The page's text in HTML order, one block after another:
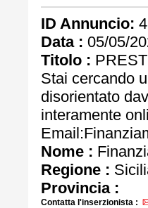
ID Annuncio:
Data : 05/05/
Titolo :
Stai cercando
disorientato
interamente
Nome :
Regione :
Provincia :
Contatta l'inserzionista :